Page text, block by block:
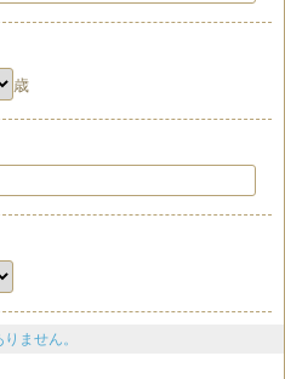
歳
ません。